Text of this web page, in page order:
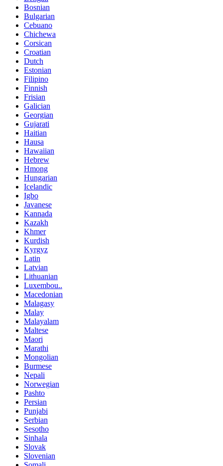
Bosnian
Bulgarian
Cebuano
Chichewa
Corsican
Croatian
Dutch
Estonian
Filipino
Finnish
Frisian
Galician
Georgian
Gujarati
Haitian
Hausa
Hawaiian
Hebrew
Hmong
Hungarian
Icelandic
Igbo
Javanese
Kannada
Kazakh
Khmer
Kurdish
Kyrgyz
Latin
Latvian
Lithuanian
Luxembou..
Macedonian
Malagasy
Malay
Malayalam
Maltese
Maori
Marathi
Mongolian
Burmese
Nepali
Norwegian
Pashto
Persian
Punjabi
Serbian
Sesotho
Sinhala
Slovak
Slovenian